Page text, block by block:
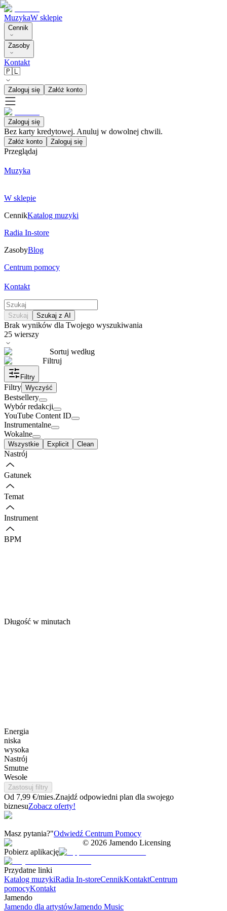
MuzykaW sklepie
Cennik
Zasoby
Kontakt
🇵🇱
Zaloguj się Załóż konto
Zaloguj się
Bez karty kredytowej. Anuluj w dowolnej chwili.
Załóż konto Zaloguj się
Przeglądaj
Muzyka
W sklepie
CennikKatalog muzyki
Radia In-store
ZasobyBlog
Centrum pomocy
Kontakt
Szukaj Szukaj z AI
Brak wyników dla Twojego wyszukiwania
25 wierszy
Sortuj według
Filtruj
Filtry
Filtry Wyczyść
Bestsellery
Wybór redakcji
YouTube Content ID
Instrumentalne
Wokalne
Wszystkie Explicit Clean
Nastrój
Gatunek
Temat
Instrument
BPM
Długość w minutach
Energia
niska
wysoka
Nastrój
Smutne
Wesołe
Zastosuj filtry
Od 7,99 €/mies.Znajdź odpowiedni plan dla swojego
biznesuZobacz oferty!
Masz pytania?"Odwiedź Centrum Pomocy
© 2026 Jamendo Licensing
Pobierz aplikację
Przydatne linki
Katalog muzykiRadia In-storeCennikKontaktCentrum
pomocyKontakt
Jamendo
Jamendo dla artystówJamendo Music